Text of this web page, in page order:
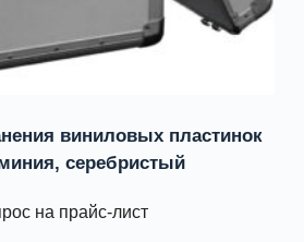
виниловых пластинок
серебристый
на прайс-лист